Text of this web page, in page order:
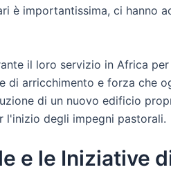
è importantissima, ci hanno
il loro servizio in Africa
di arricchimento e forza che
di un nuovo edificio
l'inizio degli impegni pastorali.
e le Iniziative